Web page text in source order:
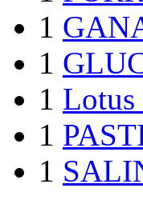
1
1
1 Lotus
1
1